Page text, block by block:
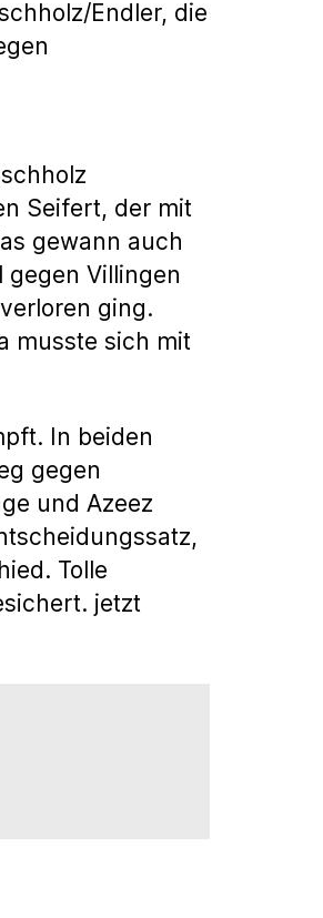
Endler, die
Seifert, der mit
gewann auch
gegen Villingen
ging.
musste sich mit
In beiden
gegen
und Azeez
Tolle
jetzt